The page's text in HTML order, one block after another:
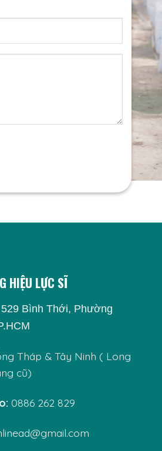
HIỆU LỰC SĨ
Bình Thới, Phường
Tháp & Tây Ninh ( Long
cũ)
0886 262 829